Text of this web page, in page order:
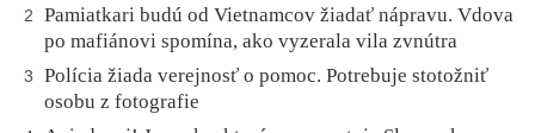
2
Pamiatkari budú od Vietnamcov žiadať nápravu. Vdova
po mafiánovi spomína, ako vyzerala vila zvnútra
3
Polícia žiada verejnosť o pomoc. Potrebuje stotožniť
osobu z fotografie